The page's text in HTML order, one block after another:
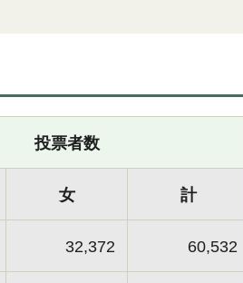
投票者数
女 計
32,372 60,532